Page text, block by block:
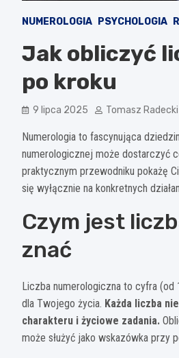
NUMEROLOGIA PSYCHOLOGIA
Jak obliczyć
po kroku
9 lipca 2025 Tomasz Radecki
Numerologia to fascynująca
numerologicznej może dostarczyć
praktycznym przewodniku pokażę
się wyłącznie na konkretnych
Czym jest
znać
Liczba numerologiczna to cyfra (od
dla Twojego życia. Każda liczba
charakteru i życiowe zadania.
może służyć jako wskazówka przy